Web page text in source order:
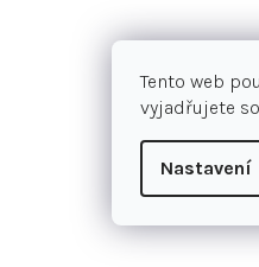
Tento web
vyjadřujete
Nastavení